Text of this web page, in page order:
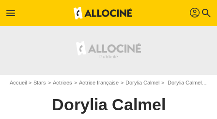
menu profil search
Accueil Stars Actrices Actrice française Dorylia Calmel Dorylia Calmel : Photos de ses films et séries
Dorylia Calmel